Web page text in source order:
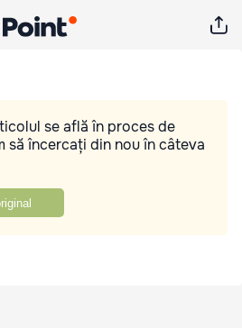
se află în proces de
să încercați din nou în câteva